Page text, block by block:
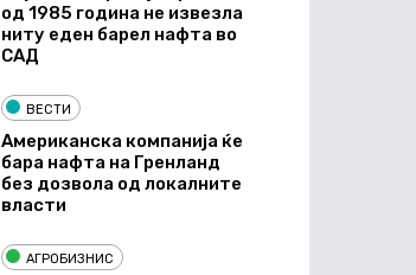
од 1985 година не извезла
ниту еден барел нафта во
САД
ВЕСТИ
Американска компанија ќе
бара нафта на Гренланд
без дозвола од локалните
власти
АГРОБИЗНИС